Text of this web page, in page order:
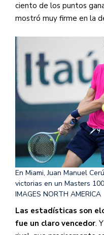
ciento de los puntos
mostró muy firme en la
En Miami, Juan Manuel
victorias en un Masters
IMAGES NORTH AMERICA
Las estadísticas son
fue un claro vencedor.